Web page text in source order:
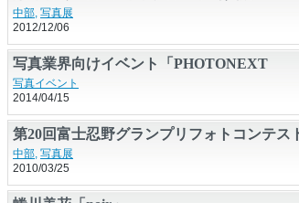
第5回ビタミンフォトグループ写真展
中部,写真展
2012/12/06
写真業界向けイベント「PHOTONEXT
2014」が6月17日に開幕 ハービー・山口氏
の講演も
写真イベント
2014/04/15
第20回富士忍野グランプリフォトコンテスト
入賞作品展
中部,写真展
2010/03/25